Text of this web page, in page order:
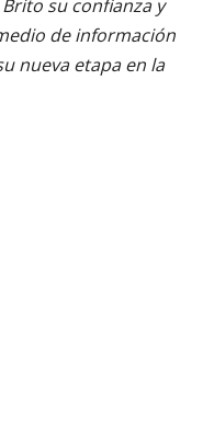
su confianza y
de información
nueva etapa en la